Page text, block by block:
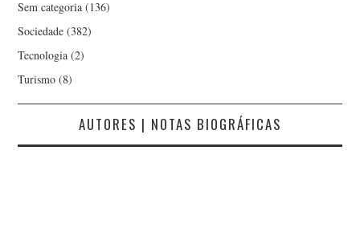
Sem categoria (136)
Sociedade (382)
Tecnologia (2)
Turismo (8)
AUTORES | NOTAS BIOGRÁFICAS